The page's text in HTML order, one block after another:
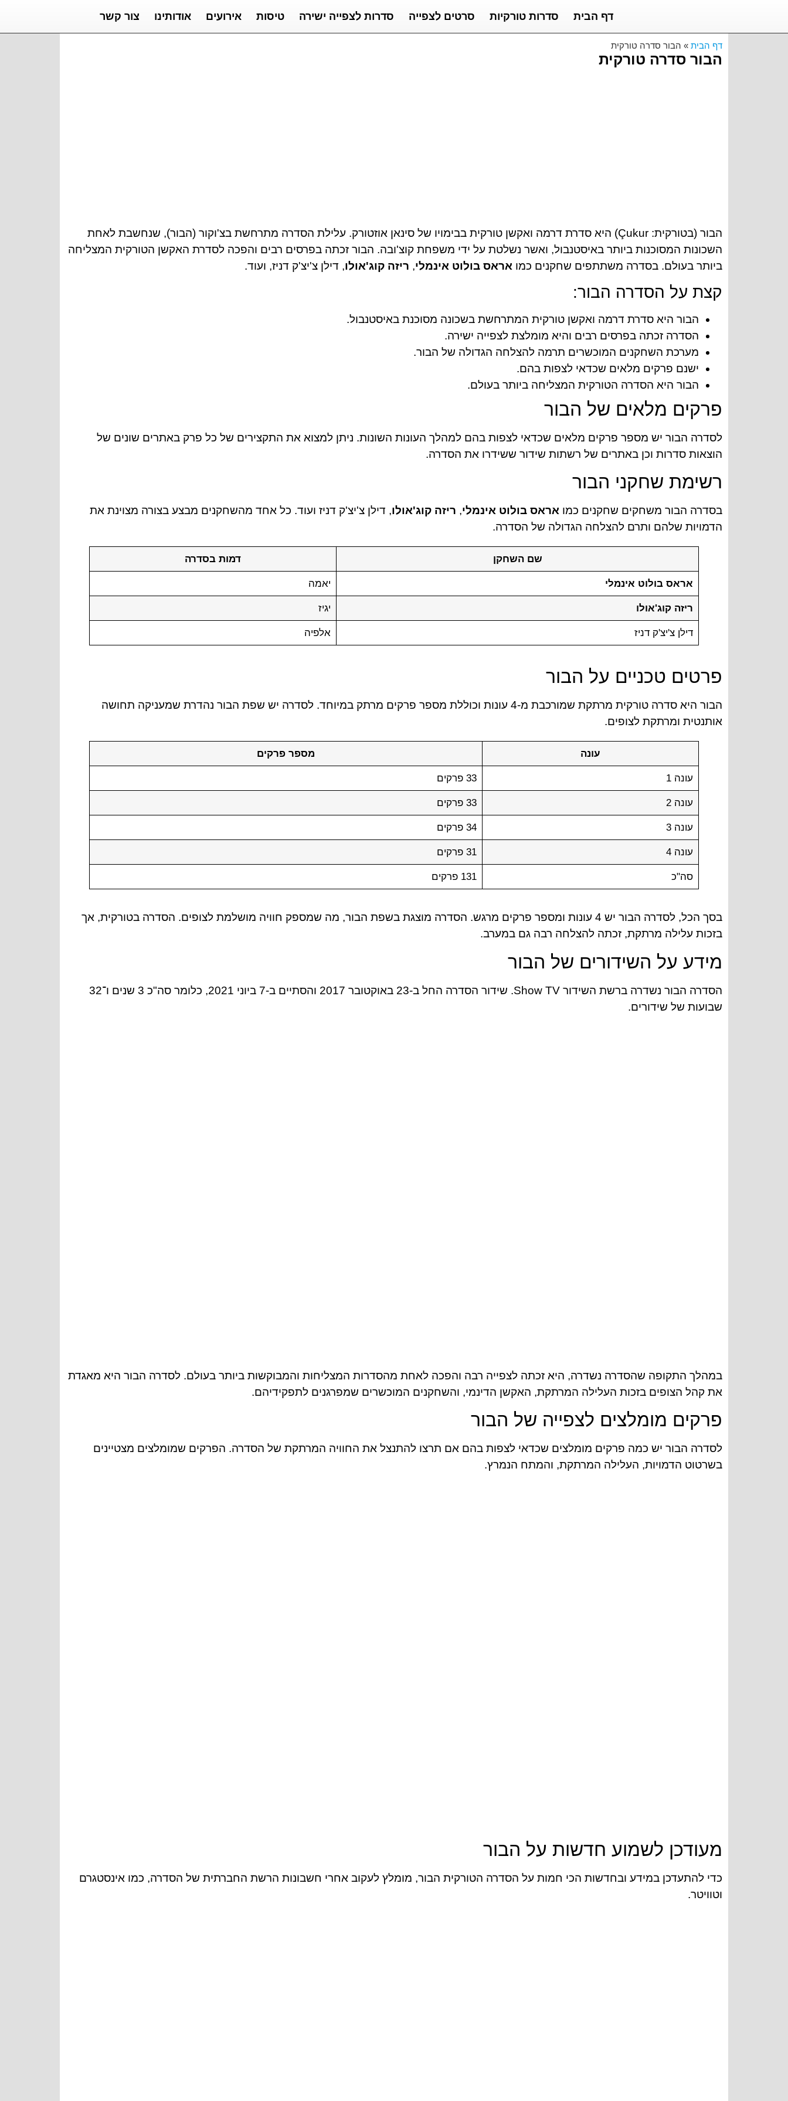
דף הבית סדרות טורקיות סרטים לצפייה סדרות לצפייה ישירה טיסות אירועים אודותינו צור קשר
דף הבית » הבור סדרה טורקית
הבור סדרה טורקית
הבור (בטורקית: Çukur) היא סדרת דרמה ואקשן טורקית בבימויו של סינאן אוזטורק. עלילת הסדרה מתרחשת בצ'וקור (הבור), שנחשבת לאחת
השכונות המסוכנות ביותר באיסטנבול, ואשר נשלטת על ידי משפחת קוצ'ובה. הבור זכתה בפרסים רבים והפכה לסדרת האקשן הטורקית המצליחה
ביותר בעולם. בסדרה משתתפים שחקנים כמו אראס בולוט אינמלי, ריזה קוג'אולו, דילן צ'יצ'ק דניז, ועוד.
קצת על הסדרה הבור:
הבור היא סדרת דרמה ואקשן טורקית המתרחשת בשכונה מסוכנת באיסטנבול.
הסדרה זכתה בפרסים רבים והיא מומלצת לצפייה ישירה.
מערכת השחקנים המוכשרים תרמה להצלחה הגדולה של הבור.
ישנם פרקים מלאים שכדאי לצפות בהם.
הבור היא הסדרה הטורקית המצליחה ביותר בעולם.
פרקים מלאים של הבור
לסדרה הבור יש מספר פרקים מלאים שכדאי לצפות בהם למהלך העונות השונות. ניתן למצוא את התקצירים של כל פרק באתרים שונים של
הוצאות סדרות וכן באתרים של רשתות שידור ששידרו את הסדרה.
רשימת שחקני הבור
בסדרה הבור משחקים שחקנים כמו אראס בולוט אינמלי, ריזה קוג'אולו, דילן צ'יצ'ק דניז ועוד. כל אחד מהשחקנים מבצע בצורה מצוינת את
הדמויות שלהם ותרם להצלחה הגדולה של הסדרה.
שם השחקן דמות בסדרה
אראס בולוט אינמלי יאמה
ריזה קוג'אולו יגיז
דילן צ'יצ'ק דניז אלפיה
פרטים טכניים על הבור
הבור היא סדרה טורקית מרתקת שמורכבת מ-4 עונות וכוללת מספר פרקים מרתק במיוחד. לסדרה יש שפת הבור נהדרת שמעניקה תחושה
אותנטית ומרתקת לצופים.
עונה מספר פרקים
עונה 1 33 פרקים
עונה 2 33 פרקים
עונה 3 34 פרקים
עונה 4 31 פרקים
סה"כ 131 פרקים
בסך הכל, לסדרה הבור יש 4 עונות ומספר פרקים מרגש. הסדרה מוצגת בשפת הבור, מה שמספק חוויה מושלמת לצופים. הסדרה בטורקית, אך
בזכות עלילה מרתקת, זכתה להצלחה רבה גם במערב.
מידע על השידורים של הבור
הסדרה הבור נשדרה ברשת השידור Show TV. שידור הסדרה החל ב-23 באוקטובר 2017 והסתיים ב-7 ביוני 2021, כלומר סה"כ 3 שנים ו־32
שבועות של שידורים.
במהלך התקופה שהסדרה נשדרה, היא זכתה לצפייה רבה והפכה לאחת מהסדרות המצליחות והמבוקשות ביותר בעולם. לסדרה הבור היא מאגדת
את קהל הצופים בזכות העלילה המרתקת, האקשן הדינמי, והשחקנים המוכשרים שמפרגנים לתפקידיהם.
פרקים מומלצים לצפייה של הבור
לסדרה הבור יש כמה פרקים מומלצים שכדאי לצפות בהם אם תרצו להתנצל את החוויה המרתקת של הסדרה. הפרקים שמומלצים מצטיינים
בשרטוט הדמויות, העלילה המרתקת, והמתח הנמרץ.
מעודכן לשמוע חדשות על הבור
כדי להתעדכן במידע ובחדשות הכי חמות על הסדרה הטורקית הבור, מומלץ לעקוב אחרי חשבונות הרשת החברתית של הסדרה, כמו אינסטגרם
וטוויטר.